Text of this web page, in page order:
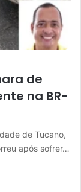
de
na BR-
de Tucano,
após sofrer…